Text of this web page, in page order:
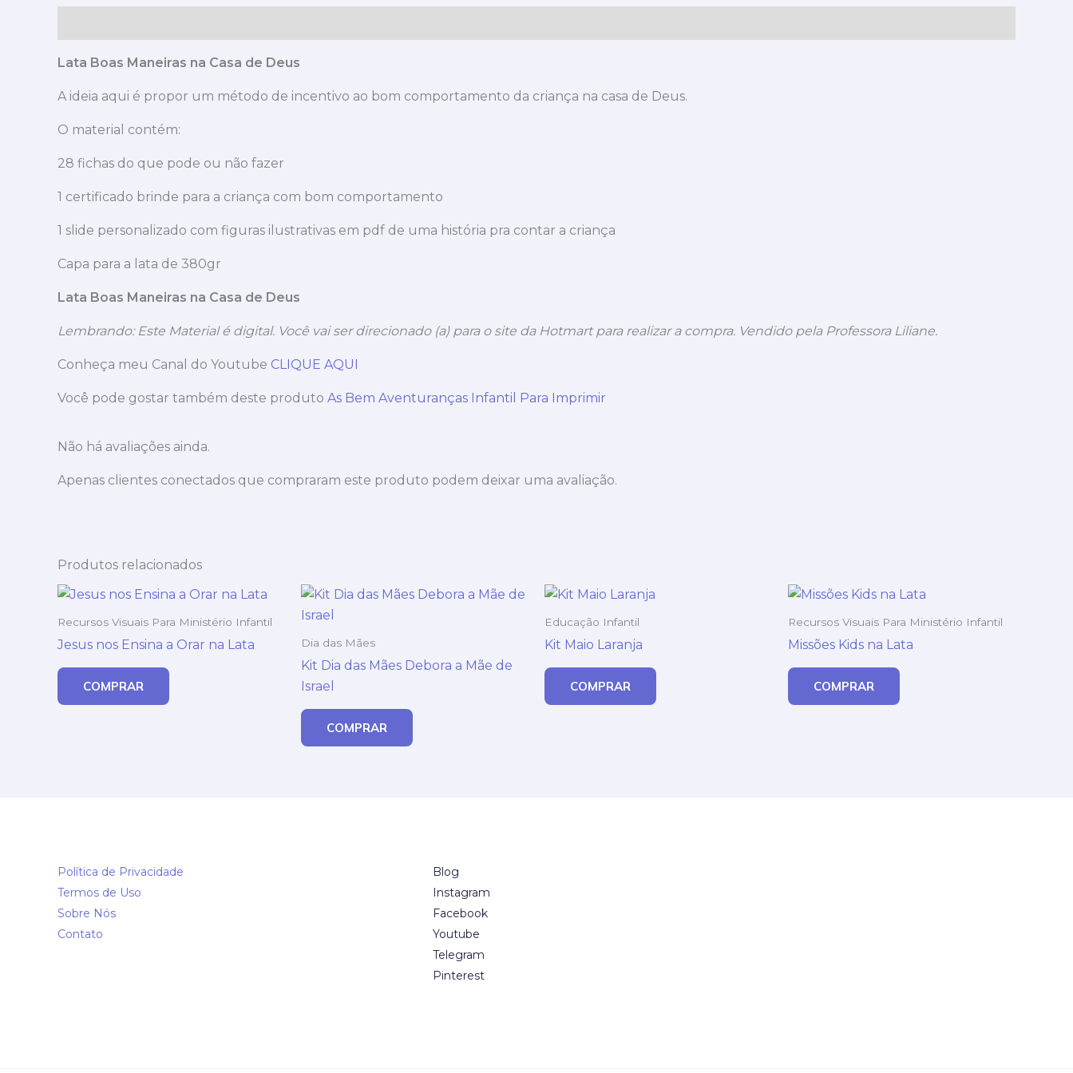
Lata Boas Maneiras na Casa de Deus
A ideia aqui é propor um método de incentivo ao bom comportamento da criança na casa de Deus.
O material contém:
28 fichas do que pode ou não fazer
1 certificado brinde para a criança com bom comportamento
1 slide personalizado com figuras ilustrativas em pdf de uma história pra contar a criança
Capa para a lata de 380gr
Lata Boas Maneiras na Casa de Deus
Lembrando: Este Material é digital. Você vai ser direcionado (a) para o site da Hotmart para realizar a compra. Vendido pela Professora Liliane.
Conheça meu Canal do Youtube CLIQUE AQUI
Você pode gostar também deste produto As Bem Aventuranças Infantil Para Imprimir
Não há avaliações ainda.
Apenas clientes conectados que compraram este produto podem deixar uma avaliação.
Produtos relacionados
Recursos Visuais Para Ministério Infantil
Jesus nos Ensina a Orar na Lata
COMPRAR
Dia das Mães
Kit Dia das Mães Debora a Mãe de
Israel
COMPRAR
Educação Infantil
Kit Maio Laranja
COMPRAR
Recursos Visuais Para Ministério Infantil
Missões Kids na Lata
COMPRAR
Política de Privacidade
Termos de Uso
Sobre Nós
Contato
Blog
Instagram
Facebook
Youtube
Telegram
Pinterest